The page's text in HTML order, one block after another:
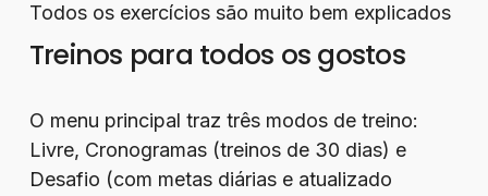
Todos os exercícios são muito bem explicados
Treinos para todos os gostos
O menu principal traz três modos de treino:
Livre, Cronogramas (treinos de 30 dias) e
Desafio (com metas diárias e atualizado